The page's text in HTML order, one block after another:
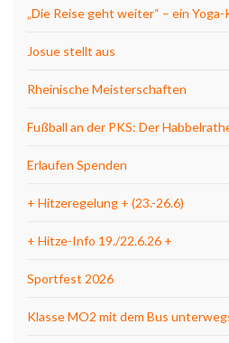
„Die Reise geht weiter“ – ein
Josue stellt aus
Rheinische Meisterschaften
Fußball an der PKS: Der
Erlaufen Spenden
+ Hitzeregelung + (23.-26.6)
+ Hitze-Info 19./22.6.26 +
Sportfest 2026
Klasse MO2 mit dem Bus